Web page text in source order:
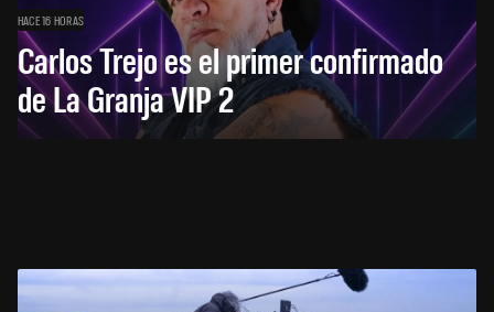
HACE 16 HORAS
Carlos Trejo es el primer confirmado
de La Granja VIP 2